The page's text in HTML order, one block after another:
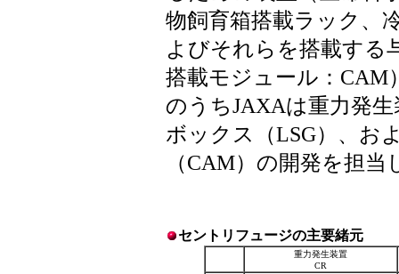
物飼育箱搭載ラック、
よびそれらを搭載する
搭載モジュール：CAM
のうちJAXAは重力発
ボックス（LSG）、お
（CAM）の開発を担
セントリフュージの主要緒元
重力発生装置
CR